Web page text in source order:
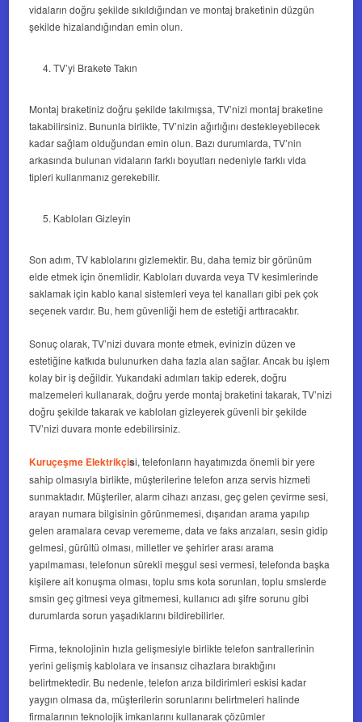
vidaların doğru şekilde sıkıldığından ve montaj braketinin düzgün
şekilde hizalandığından emin olun.
TV’yi Brakete Takın
Montaj braketiniz doğru şekilde takılmışsa, TV’nizi montaj braketine
takabilirsiniz. Bununla birlikte, TV’nizin ağırlığını destekleyebilecek
kadar sağlam olduğundan emin olun. Bazı durumlarda, TV’nin
arkasında bulunan vidaların farklı boyutları nedeniyle farklı vida
tipleri kullanmanız gerekebilir.
Kabloları Gizleyin
Son adım, TV kablolarını gizlemektir. Bu, daha temiz bir görünüm
elde etmek için önemlidir. Kabloları duvarda veya TV kesimlerinde
saklamak için kablo kanal sistemleri veya tel kanalları gibi pek çok
seçenek vardır. Bu, hem güvenliği hem de estetiği arttıracaktır.
Sonuç olarak, TV’nizi duvara monte etmek, evinizin düzen ve
estetiğine katkıda bulunurken daha fazla alan sağlar. Ancak bu işlem
kolay bir iş değildir. Yukarıdaki adımları takip ederek, doğru
malzemeleri kullanarak, doğru yerde montaj braketini takarak, TV’nizi
doğru şekilde takarak ve kabloları gizleyerek güvenli bir şekilde
TV’nizi duvara monte edebilirsiniz.
Kuruçeşme Elektrikçisi, telefonların hayatımızda önemli bir yere
sahip olmasıyla birlikte, müşterilerine telefon arıza servis hizmeti
sunmaktadır. Müşteriler, alarm cihazı arızası, geç gelen çevirme sesi,
arayan numara bilgisinin görünmemesi, dışarıdan arama yapılıp
gelen aramalara cevap verememe, data ve faks arızaları, sesin gidip
gelmesi, gürültü olması, milletler ve şehirler arası arama
yapılmaması, telefonun sürekli meşgul sesi vermesi, telefonda başka
kişilere ait konuşma olması, toplu sms kota sorunları, toplu smslerde
smsin geç gitmesi veya gitmemesi, kullanıcı adı şifre sorunu gibi
durumlarda sorun yaşadıklarını bildirebilirler.
Firma, teknolojinin hızla gelişmesiyle birlikte telefon santrallerinin
yerini gelişmiş kablolara ve insansız cihazlara bıraktığını
belirtmektedir. Bu nedenle, telefon arıza bildirimleri eskisi kadar
yaygın olmasa da, müşterilerin sorunlarını belirtmeleri halinde
firmalarının teknolojik imkanlarını kullanarak çözümler